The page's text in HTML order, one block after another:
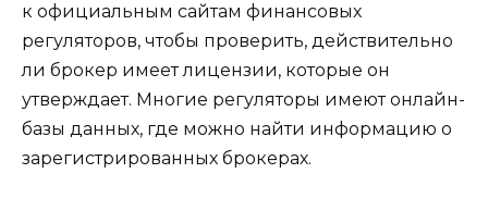
к официальным сайтам финансовых
регуляторов, чтобы проверить, действительно
ли брокер имеет лицензии, которые он
утверждает. Многие регуляторы имеют онлайн-
базы данных, где можно найти информацию о
зарегистрированных брокерах.